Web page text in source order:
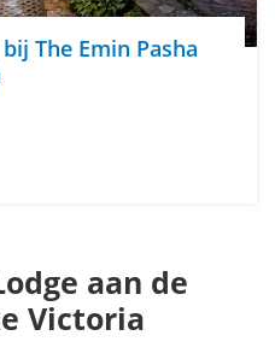
The Emin Pasha
aan de
Victoria